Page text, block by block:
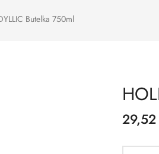
Butelka 750ml
29,52